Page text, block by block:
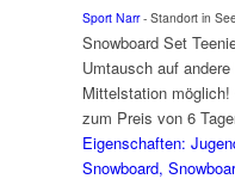
Sport Narr- Standort in
Snowboard Set
Umtausch auf
Mittelstation möglich!
zum Preis von 6
Eigenschaften:
Snowboard,